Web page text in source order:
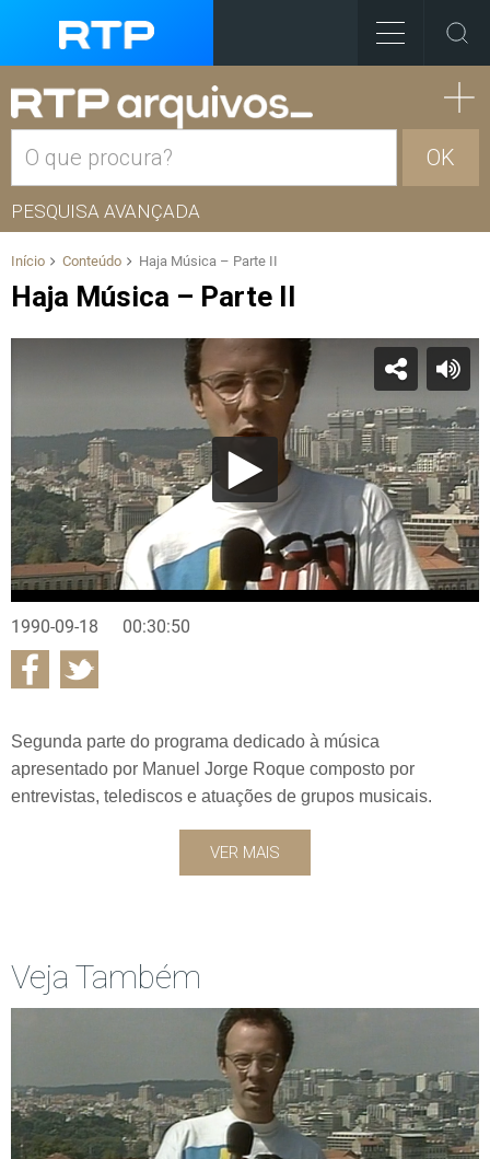
OK
PESQUISA AVANÇADA
Início Conteúdo Haja Música – Parte II
Haja Música – Parte II
1990-09-18 00:30:50
Segunda parte do programa dedicado à música
apresentado por Manuel Jorge Roque composto por
entrevistas, telediscos e atuações de grupos musicais.
VER MAIS
Veja Também